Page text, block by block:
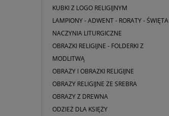
KUBKI Z LOGO RELIGIJNYM
LAMPIONY - ADWENT - RORATY - ŚWIĘTA
NACZYNIA LITURGICZNE
OBRAZKI RELIGIJNE - FOLDERKI Z
MODLITWĄ
OBRAZY I OBRAZKI RELIGIJNE
OBRAZY RELIGIJNE ZE SREBRA
OBRAZY Z DREWNA
ODZIEŻ DLA KSIĘŻY